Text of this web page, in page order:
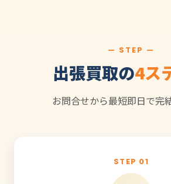
— STEP —
出張買取の4ス
お問合せから最短即日で完
STEP 01